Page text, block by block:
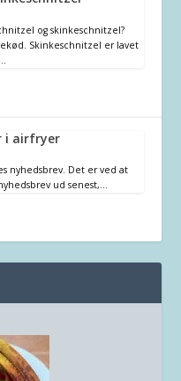
og skinkeschnitzel?
Skinkeschnitzel er lavet
i airfryer
nyhedsbrev. Det er ved at
ud senest,…